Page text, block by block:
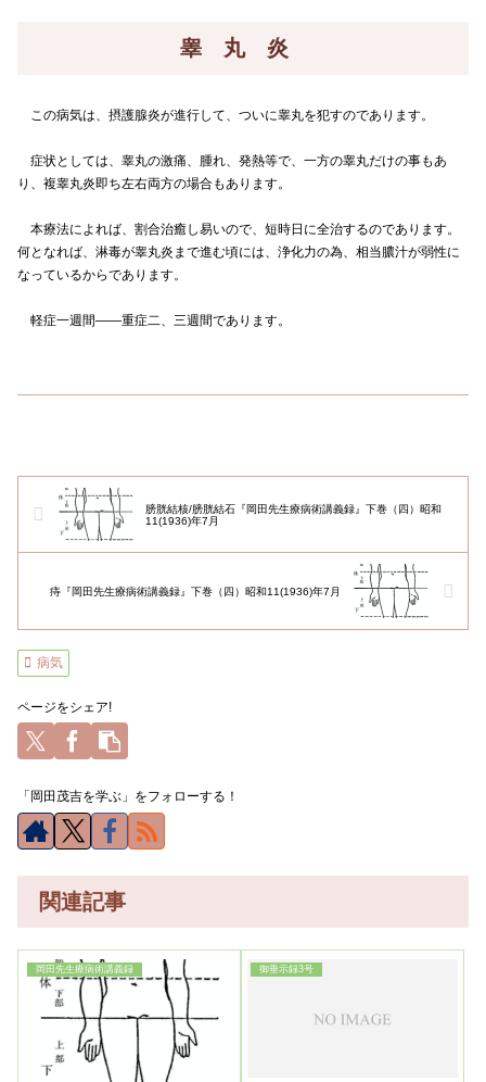
睾 丸 炎
この病気は、摂護腺炎が進行して、ついに睾丸を犯すのであります。
症状としては、睾丸の激痛、腫れ、発熱等で、一方の睾丸だけの事もあ
り、複睾丸炎即ち左右両方の場合もあります。
本療法によれば、割合治癒し易いので、短時日に全治するのであります。
何となれば、淋毒が睾丸炎まで進む頃には、浄化力の為、相当膿汁が弱性に
なっているからであります。
軽症一週間――重症二、三週間であります。
膀胱結核/膀胱結石『岡田先生療病術講義録』下巻（四）昭和
11(1936)年7月
痔『岡田先生療病術講義録』下巻（四）昭和11(1936)年7月
病気
ページをシェア!
「岡田茂吉を学ぶ」をフォローする！
関連記事
岡田先生療病術講義録 御垂示録3号